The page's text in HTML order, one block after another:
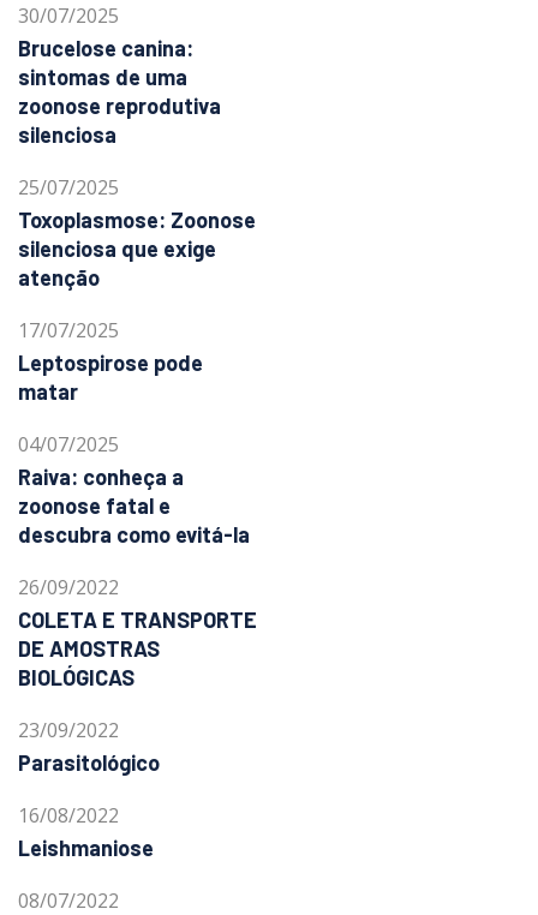
30/07/2025
Brucelose canina:
sintomas de uma
zoonose reprodutiva
silenciosa
25/07/2025
Toxoplasmose: Zoonose
silenciosa que exige
atenção
17/07/2025
Leptospirose pode
matar
04/07/2025
Raiva: conheça a
zoonose fatal e
descubra como evitá-la
26/09/2022
COLETA E TRANSPORTE
DE AMOSTRAS
BIOLÓGICAS
23/09/2022
Parasitológico
16/08/2022
Leishmaniose
08/07/2022